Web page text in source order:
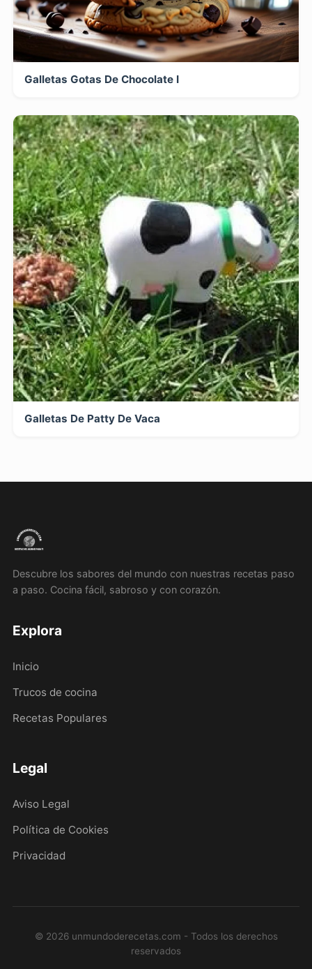
Galletas Gotas De Chocolate I
Galletas De Patty De Vaca
Descubre los sabores del mundo con nuestras recetas paso
a paso. Cocina fácil, sabroso y con corazón.
Explora
Inicio
Trucos de cocina
Recetas Populares
Legal
Aviso Legal
Política de Cookies
Privacidad
© 2026 unmundoderecetas.com - Todos los derechos
reservados